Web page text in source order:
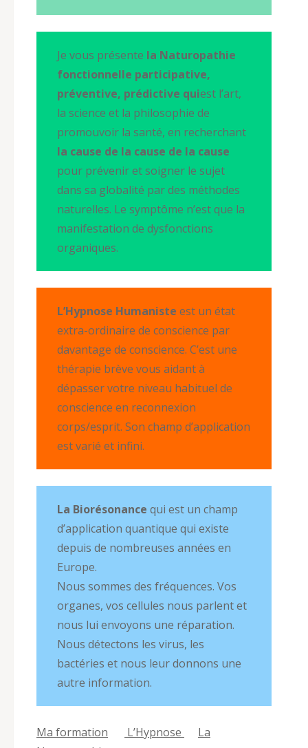
Je vous présente la Naturopathie
fonctionnelle participative,
préventive, prédictive quiest l’art,
la science et la philosophie de
promouvoir la santé, en recherchant
la cause de la cause de la cause
pour prévenir et soigner le sujet
dans sa globalité par des méthodes
naturelles. Le symptôme n’est que la
manifestation de dysfonctions
organiques.
L’Hypnose Humaniste est un état
extra-ordinaire de conscience par
davantage de conscience. C’est une
thérapie brève vous aidant à
dépasser votre niveau habituel de
conscience en reconnexion
corps/esprit. Son champ d’application
est varié et infini.
La Biorésonance qui est un champ
d’application quantique qui existe
depuis de nombreuses années en
Europe.
Nous sommes des fréquences. Vos
organes, vos cellules nous parlent et
nous lui envoyons une réparation.
Nous détectons les virus, les
bactéries et nous leur donnons une
autre information.
Ma formation L’Hypnose
La